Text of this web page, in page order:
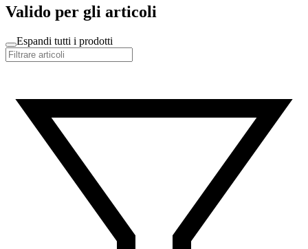
Valido per gli articoli
Espandi tutti i prodotti